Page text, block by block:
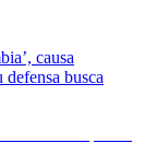
causa
defensa busca